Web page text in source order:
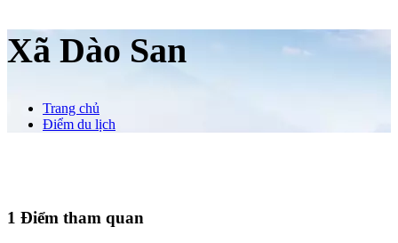
Xã Dào San
Trang chủ
Điểm du lịch
1 Điểm tham quan